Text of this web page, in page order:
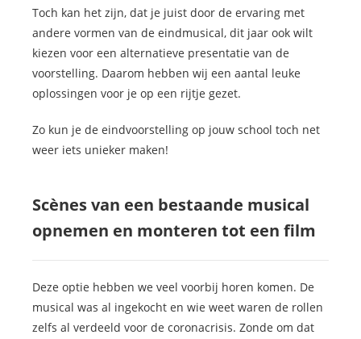
Toch kan het zijn, dat je juist door de ervaring met
andere vormen van de eindmusical, dit jaar ook wilt
kiezen voor een alternatieve presentatie van de
voorstelling. Daarom hebben wij een aantal leuke
oplossingen voor je op een rijtje gezet.
Zo kun je de eindvoorstelling op jouw school toch net
weer iets unieker maken!
Scènes van een bestaande musical
opnemen en monteren tot een film
Deze optie hebben we veel voorbij horen komen. De
musical was al ingekocht en wie weet waren de rollen
zelfs al verdeeld voor de coronacrisis. Zonde om dat